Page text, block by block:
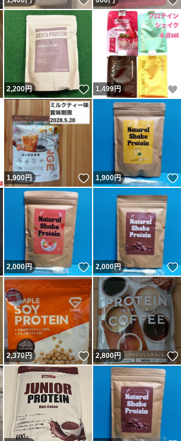
いいね！
2,200円 いいね！
1,499円
いいね！
1,900円 いいね！
1,900円
いいね！
2,000円 いいね！
2,000円
いいね！
2,370円 いいね！
2,800円